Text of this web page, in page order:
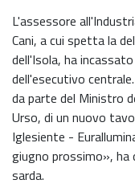
L'assessore
Cani, a cui spetta la
dell'Isola, ha
dell'esecutivo
da parte del Ministro
Urso, di un nuovo
Iglesiente -
giugno prossimo», ha
sarda.